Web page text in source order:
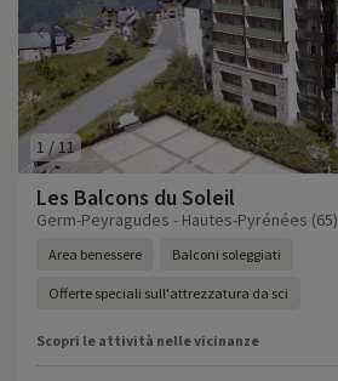
1 /11
Les Balcons du Soleil
Germ-Peyragudes - Hautes-Pyrénées (65)
Area benessere Balconi soleggiati
Offerte speciali sull'attrezzatura da sci
Scopri le attività nelle vicinanze